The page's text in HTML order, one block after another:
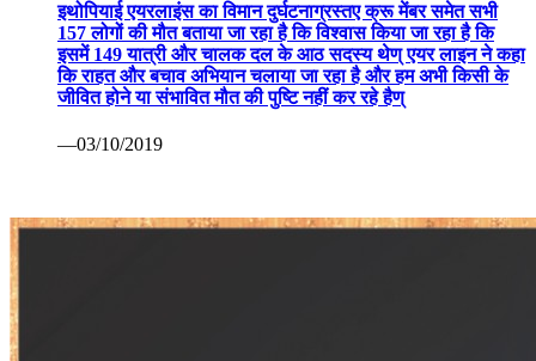
इथोपियाई एयरलाइंस का विमान दुर्घटनाग्रस्तए क्रू मेंबर समेत सभी
157 लोगों की मौत बताया जा रहा है कि विश्वास किया जा रहा है कि
इसमें 149 यात्री और चालक दल के आठ सदस्य थेण् एयर लाइन ने कहा
कि राहत और बचाव अभियान चलाया जा रहा है और हम अभी किसी के
जीवित होने या संभावित मौत की पुष्टि नहीं कर रहे हैण्
—03/10/2019